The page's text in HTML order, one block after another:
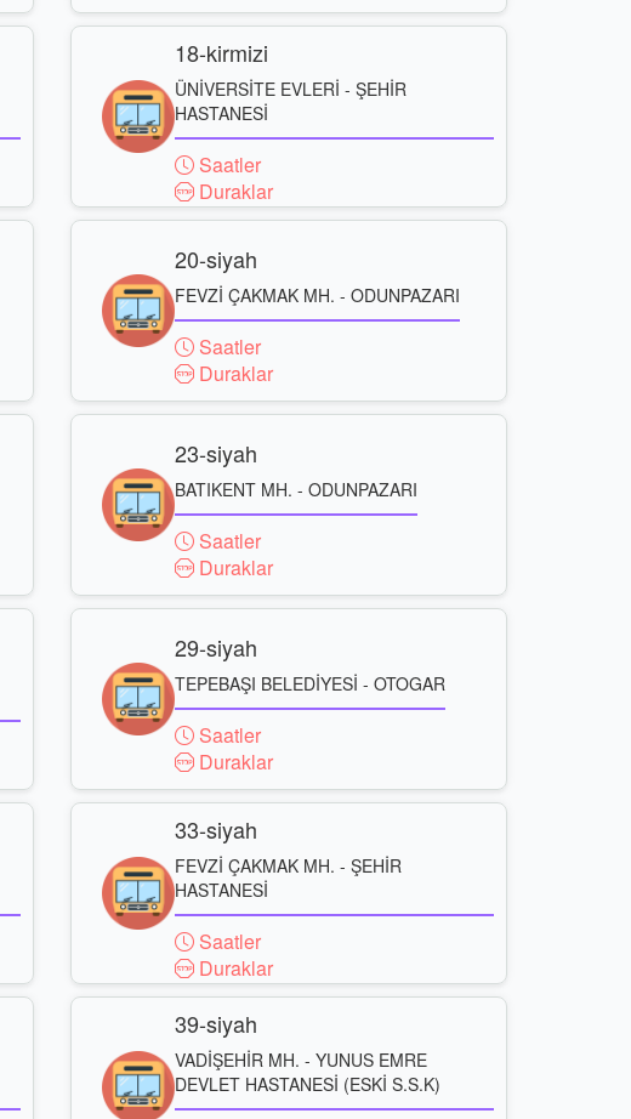
18-kirmizi
ÜNİVERSİTE EVLERİ - ŞEHİR
HASTANESİ
Saatler
Duraklar
20-siyah
FEVZİ ÇAKMAK MH. - ODUNPAZARI
Saatler
Duraklar
23-siyah
BATIKENT MH. - ODUNPAZARI
Saatler
Duraklar
29-siyah
TEPEBAŞI BELEDİYESİ - OTOGAR
Saatler
Duraklar
33-siyah
FEVZİ ÇAKMAK MH. - ŞEHİR
HASTANESİ
Saatler
Duraklar
39-siyah
VADİŞEHİR MH. - YUNUS EMRE
DEVLET HASTANESİ (ESKİ S.S.K)